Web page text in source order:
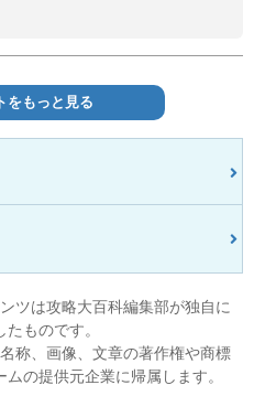
をもっと見る
ツは攻略大百科編集部が独自に
ものです。
称、画像、文章の著作権や商標
の提供元企業に帰属します。